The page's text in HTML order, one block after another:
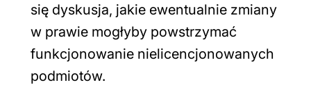
się dyskusja, jakie ewentualnie zmiany
w prawie mogłyby powstrzymać
funkcjonowanie nielicencjonowanych
podmiotów.